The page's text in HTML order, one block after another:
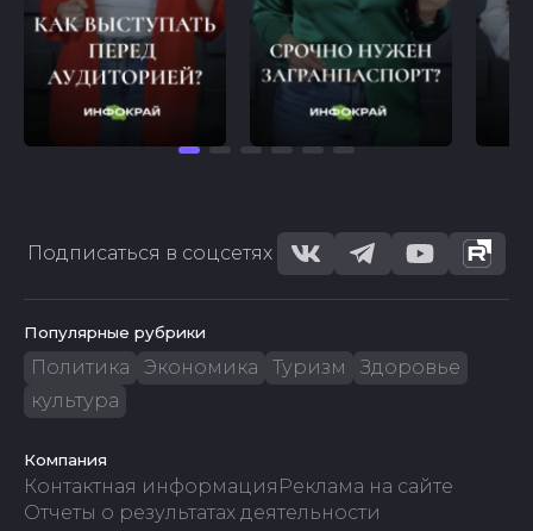
Подписаться в соцсетях
Популярные рубрики
Политика Экономика Туризм
Здоровье
культура
Компания
Контактная информация Реклама на сайте
Отчеты о результатах деятельности